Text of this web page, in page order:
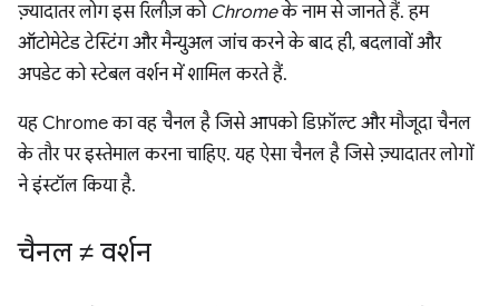
ज़्यादातर लोग इस रिलीज़ को Chromeके नाम से जानते हैं. हम
ऑटोमेटेड टेस्टिंग और मैन्युअल जांच करने के बाद ही, बदलावों और
अपडेट को स्टेबल वर्शन में शामिल करते हैं.
यह Chrome का वह चैनल है जिसे आपको डिफ़ॉल्ट और मौजूदा चैनल
के तौर पर इस्तेमाल करना चाहिए. यह ऐसा चैनल है जिसे ज़्यादातर लोगों
ने इंस्टॉल किया है.
चैनल ≠ वर्शन